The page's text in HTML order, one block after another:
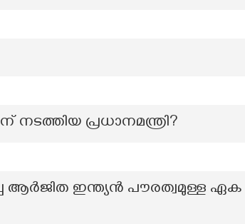
നടത്തിയ പ്രധാനമന്ത്രി?
ആർജിത ഇന്ത്യൻ പൗരത്വമുള്ള ഏക